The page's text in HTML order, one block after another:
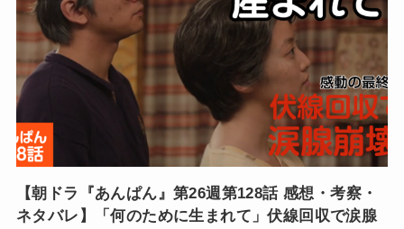
【朝ドラ『あんぱん』第26週第128話 感想・考察・
ネタバレ】「何のために生まれて」伏線回収で涙腺